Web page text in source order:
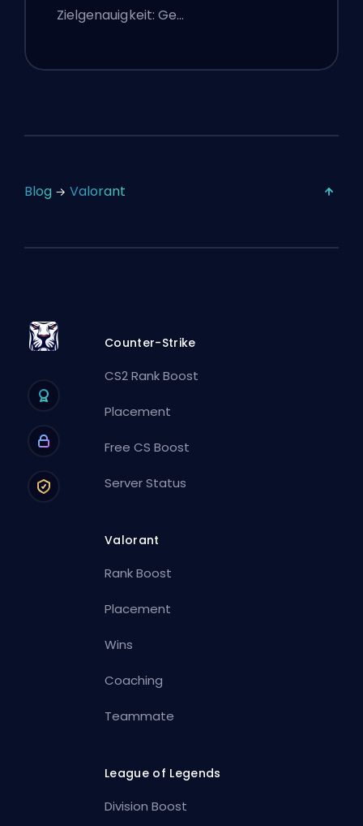
Zielgenauigkeit: Ge…
Blog Valorant
Counter-Strike
CS2 Rank Boost
Placement
Free CS Boost
Server Status
Valorant
Rank Boost
Placement
Wins
Coaching
Teammate
League of Legends
Division Boost